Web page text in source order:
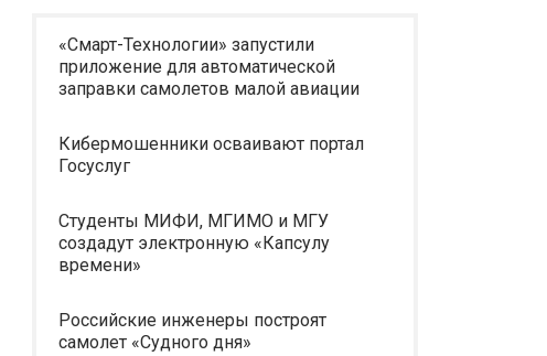
«Смарт-Технологии» запустили
приложение для автоматической
заправки самолетов малой авиации
Кибермошенники осваивают портал
Госуслуг
Студенты МИФИ, МГИМО и МГУ
создадут электронную «Капсулу
времени»
Российские инженеры построят
самолет «Судного дня»